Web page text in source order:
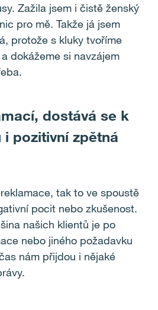
Zažila jsem i čistě ženský
pro mě. Takže já jsem
protože s kluky tvoříme
dokážeme si navzájem
dostává se k
pozitivní zpětná
tak to ve spoustě
pocit nebo zkušenost.
našich klientů je po
nebo jiného požadavku
nám přijdou i nějaké